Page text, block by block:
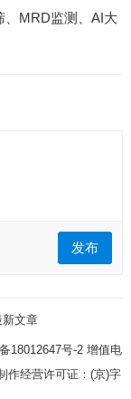
、MRD监测、AI大
发布
新文章
18012647号-2增值电
作经营许可证： (京)字